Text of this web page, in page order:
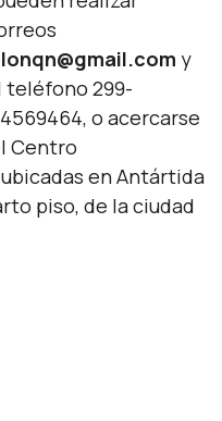
y
teléfono 299-
o acercarse
Centro
en Antártida
piso, de la ciudad